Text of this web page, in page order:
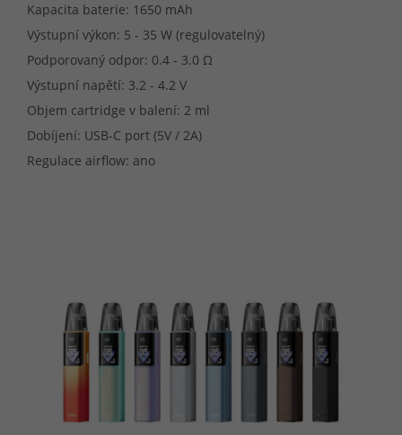
Kapacita baterie: 1650 mAh
Výstupní výkon: 5 - 35 W (regulovatelný)
Podporovaný odpor: 0.4 - 3.0 Ω
Výstupní napětí: 3.2 - 4.2 V
Objem cartridge v balení: 2 ml
Dobíjení: USB-C port (5V / 2A)
Regulace airflow: ano